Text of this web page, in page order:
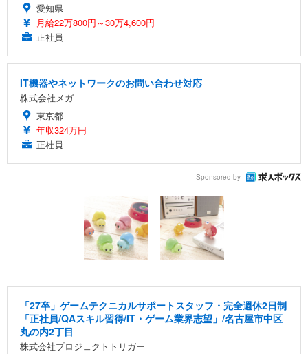
愛知県
月給22万800円～30万4,600円
正社員
IT機器やネットワークのお問い合わせ対応
株式会社メガ
東京都
年収324万円
正社員
Sponsored by
「27卒」ゲームテクニカルサポートスタッフ・完全週休2日制
「正社員/QAスキル習得/IT・ゲーム業界志望」/名古屋市中区
丸の内2丁目
株式会社プロジェクトトリガー